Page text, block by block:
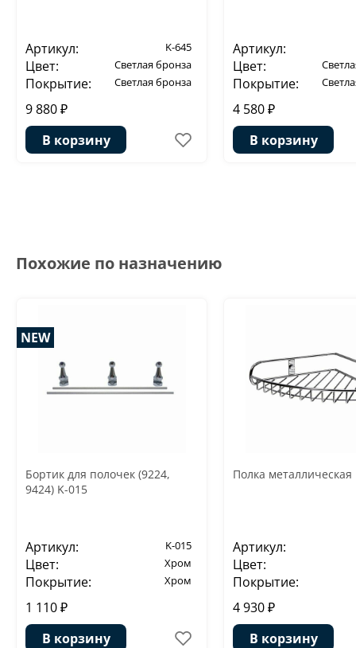
Артикул: K-645
Цвет: Светлая бронза
Покрытие: Светлая бронза
9 880 ₽
В корзину
Артикул:
Цвет:
Покрытие:
4 580 ₽
В корзину
Похожие по назначению
NEW
Бортик для полочек (9224,
9424) K-015
Артикул: K-015
Цвет: Хром
Покрытие: Хром
1 110 ₽
В корзину
Полка металлическая
Артикул:
Цвет:
Покрытие:
4 930 ₽
В корзину